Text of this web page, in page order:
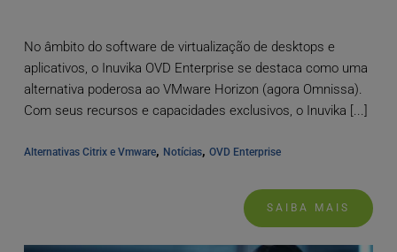
No âmbito do software de virtualização de desktops e
aplicativos, o Inuvika OVD Enterprise se destaca como uma
alternativa poderosa ao VMware Horizon (agora Omnissa).
Com seus recursos e capacidades exclusivos, o Inuvika [...]
Alternativas Citrix e Vmware, Notícias, OVD Enterprise
SAIBA MAIS